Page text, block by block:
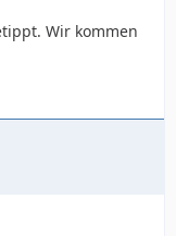
Wir kommen